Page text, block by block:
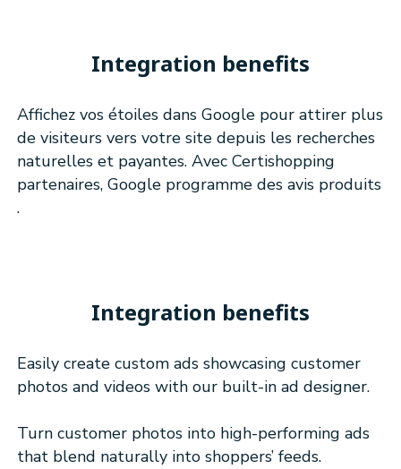
Integration benefits
Affichez vos étoiles dans Google pour attirer plus
de visiteurs vers votre site depuis les recherches
naturelles et payantes. Avec Certishopping
partenaires, Google programme des avis produits
.
Integration benefits
Easily create custom ads showcasing customer
photos and videos with our built-in ad designer.
Turn customer photos into high-performing ads
that blend naturally into shoppers’ feeds.